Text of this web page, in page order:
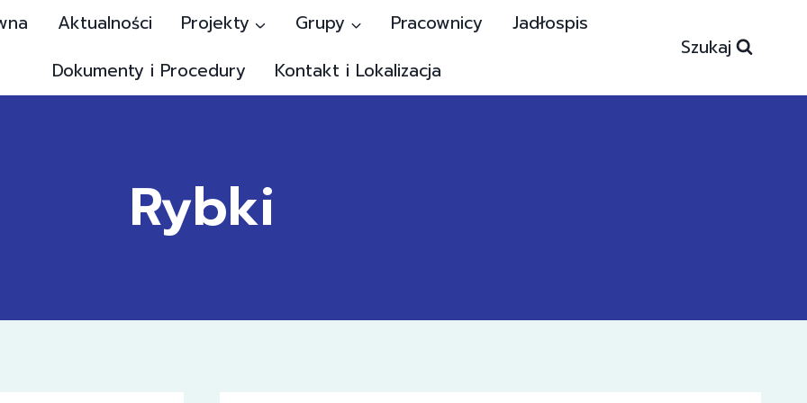
Aktualności Projekty Grupy Pracownicy
Jadłospis
Dokumenty i Procedury
Kontakt i Lokalizacja
Szukaj
Rybki